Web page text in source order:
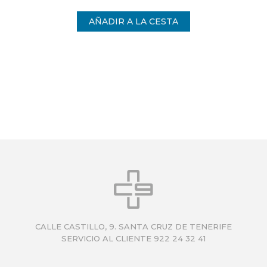
CALLE CASTILLO, 9. SANTA CRUZ DE TENERIFE
SERVICIO AL CLIENTE 922 24 32 41